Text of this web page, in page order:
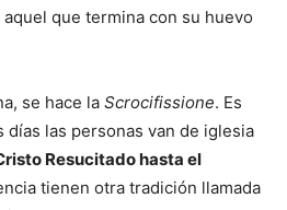
que termina con su huevo
se hace la Scrocifissione. Es
días las personas van de iglesia
Resucitado hasta el
tienen otra tradición llamada